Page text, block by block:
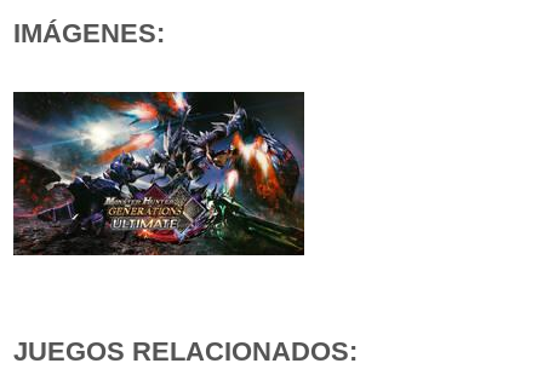
IMÁGENES:
JUEGOS RELACIONADOS: